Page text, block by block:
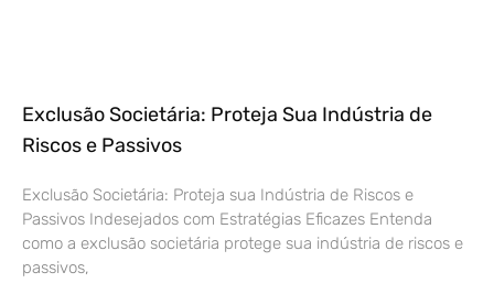
Exclusão Societária: Proteja Sua Indústria de
Riscos e Passivos
Exclusão Societária: Proteja sua Indústria de Riscos e
Passivos Indesejados com Estratégias Eficazes Entenda
como a exclusão societária protege sua indústria de riscos e
passivos,